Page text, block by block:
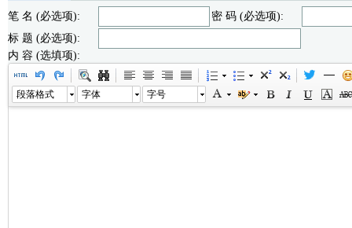
笔 名 (必选项):
密 码 (必选项):
标 题 (必选项):
内 容 (选填项):
段落格式 字体 字号